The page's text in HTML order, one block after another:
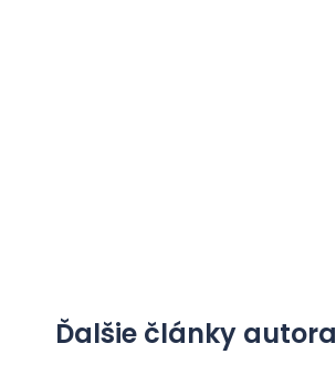
Ďalšie články